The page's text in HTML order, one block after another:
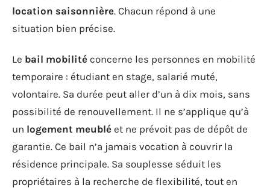
location saisonnière. Chacun répond à une
situation bien précise.
Le bail mobilité concerne les personnes en mobilité
temporaire : étudiant en stage, salarié muté,
volontaire. Sa durée peut aller d’un à dix mois, sans
possibilité de renouvellement. Il ne s’applique qu’à
un logement meublé et ne prévoit pas de dépôt de
garantie. Ce bail n’a jamais vocation à couvrir la
résidence principale. Sa souplesse séduit les
propriétaires à la recherche de flexibilité, tout en